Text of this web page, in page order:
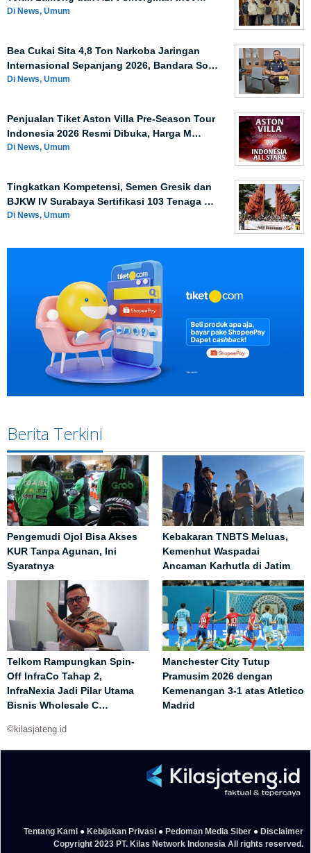
Di News, Umum
Bea Cukai Sita 4,8 Ton Narkoba Jaringan
Internasional Sepanjang 2026, Bandara So…
Di News, Umum
Penjualan Tiket Aston Villa Pre-Season Tour
Indonesia 2026 Resmi Dibuka, Harga M…
Di News, Umum
Tingkatkan Kompetensi, Semen Gresik dan
BJKW IV Surabaya Sertifikasi 103 Tenaga …
Di News, Umum
Berita Terkini
Pengemudi Ojol Bisa Akses
KUR Tanpa Agunan, Ini
Syaratnya
Kebakaran TNBTS Meluas,
Kemenhut Waspadai
Ancaman Karhutla di Jatim
Telkom Rampungkan Spin-
Off InfraCo Tahap 2,
InfraNexia Jadi Pilar Utama
Bisnis Wholesale C…
Manchester City Tutup
Pramusim 2026 dengan
Kemenangan 3-1 atas Atletico
Madrid
©kilasjateng.id
Tentang Kami ● Kebijakan Privasi ● Pedoman Media Siber ● Disclaimer
Copyright 2023 PT. Kilas Network Indonesia All rights reserved.